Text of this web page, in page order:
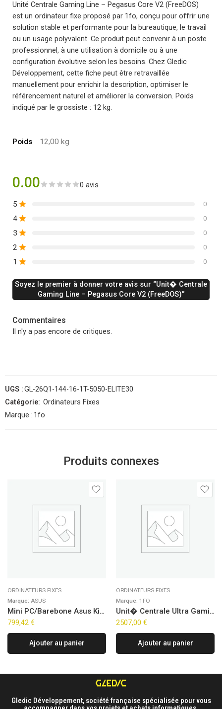
Unité Centrale Gaming Line – Pegasus Core V2 (FreeDOS)
est un ordinateur fixe proposé par 1fo, conçu pour offrir une
solution stable et performante pour la bureautique, le travail
ou un usage polyvalent. Ce produit peut convenir à un poste
professionnel, à une utilisation à domicile ou à une
configuration évolutive selon les besoins. Chez Gledic
Développement, cette fiche peut être retravaillée
manuellement pour enrichir la description, optimiser le
référencement naturel et améliorer la conversion. Poids
indiqué par le grossiste : 12 kg.
Poids 12,00 kg
0.00 0 avis
5 0
4 0
3 0
2 0
1 0
Soyez le premier à donner votre avis sur “Unit� Centrale
Gaming Line – Pegasus Core V2 (FreeDOS)”
Commentaires
Il n'y a pas encore de critiques.
UGS :GL-26Q1-144-16-1T-5050-ELITE30
Catégorie: Ordinateurs Fixes
Marque : 1fo
Produits connexes
ORDINATEURS FIXES
Marque: ASUS
Mini PC/Barebone Asus Kit NUC 14 Pro Slim NUC14RVK – Ultra 7 155H
799,42 €
Ajouter au panier
ORDINATEURS FIXES
Marque: 1FO
Unit� Centrale Ultra Gaming Line – Quasar Storm (FreeDOS)
2507,00 €
Ajouter au panier
Gledic Développement, société française spécialisée pour vous